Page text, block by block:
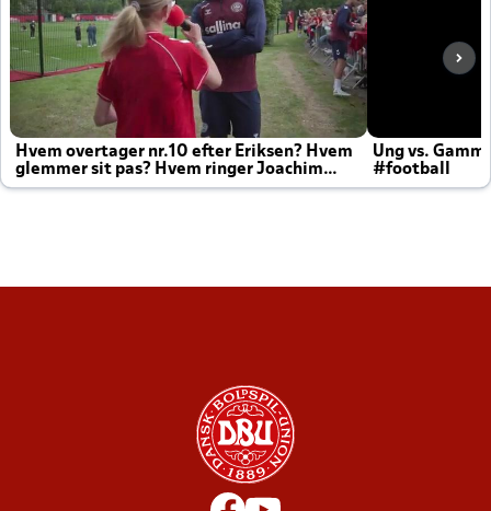
Hvem overtager nr.10 efter Eriksen? Hvem
glemmer sit pas? Hvem ringer Joachim
altid til efter kampe?
Ung vs.
#football